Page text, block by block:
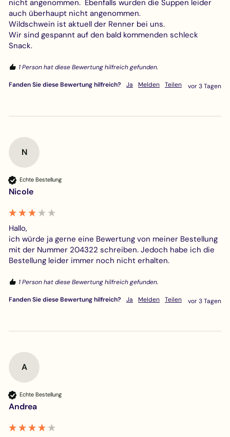
nicht angenommen.  Ebenfalls wurden die Suppen leider
auch überhaupt nicht angenommen.
Wildschwein ist aktuell der Renner bei uns.
Wir sind gespannt auf den bald kommenden schleck
Snack.
1 Person hat diese Bewertung hilfreich gefunden.
Fanden Sie diese Bewertung hilfreich? Ja Melden Teilen vor 3 Tagen
N
Echte Bestellung
Nicole
Hallo,
ich würde ja gerne eine Bewertung von meiner Bestellung
mit der Nummer 204322 schreiben. Jedoch habe ich die
Bestellung leider immer noch nicht erhalten.
1 Person hat diese Bewertung hilfreich gefunden.
Fanden Sie diese Bewertung hilfreich? Ja Melden Teilen vor 3 Tagen
A
Echte Bestellung
Andrea